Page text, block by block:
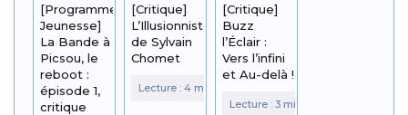
[Programme
Jeunesse]
La Bande à
Picsou, le
reboot :
épisode 1,
critique
[Critique]
L’Illusionniste
de Sylvain
Chomet
[Critique]
Buzz
l’Éclair :
Vers l’infini
et Au-delà !